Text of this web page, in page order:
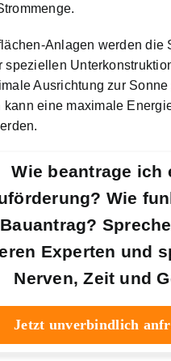
Anlagen werden die
speziellen
Ausrichtung zur
kann eine maximale
Wie beantrage ich
Wie
Experten und
Nerven, Zeit und
Jetzt unverbindlich